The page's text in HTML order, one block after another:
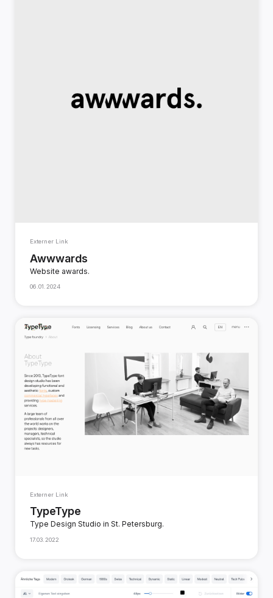
Externer Link
Awwwards
Website awards.
06.01.2024
Externer Link
TypeType
Type Design Studio in St. Petersburg.
17.03.2022